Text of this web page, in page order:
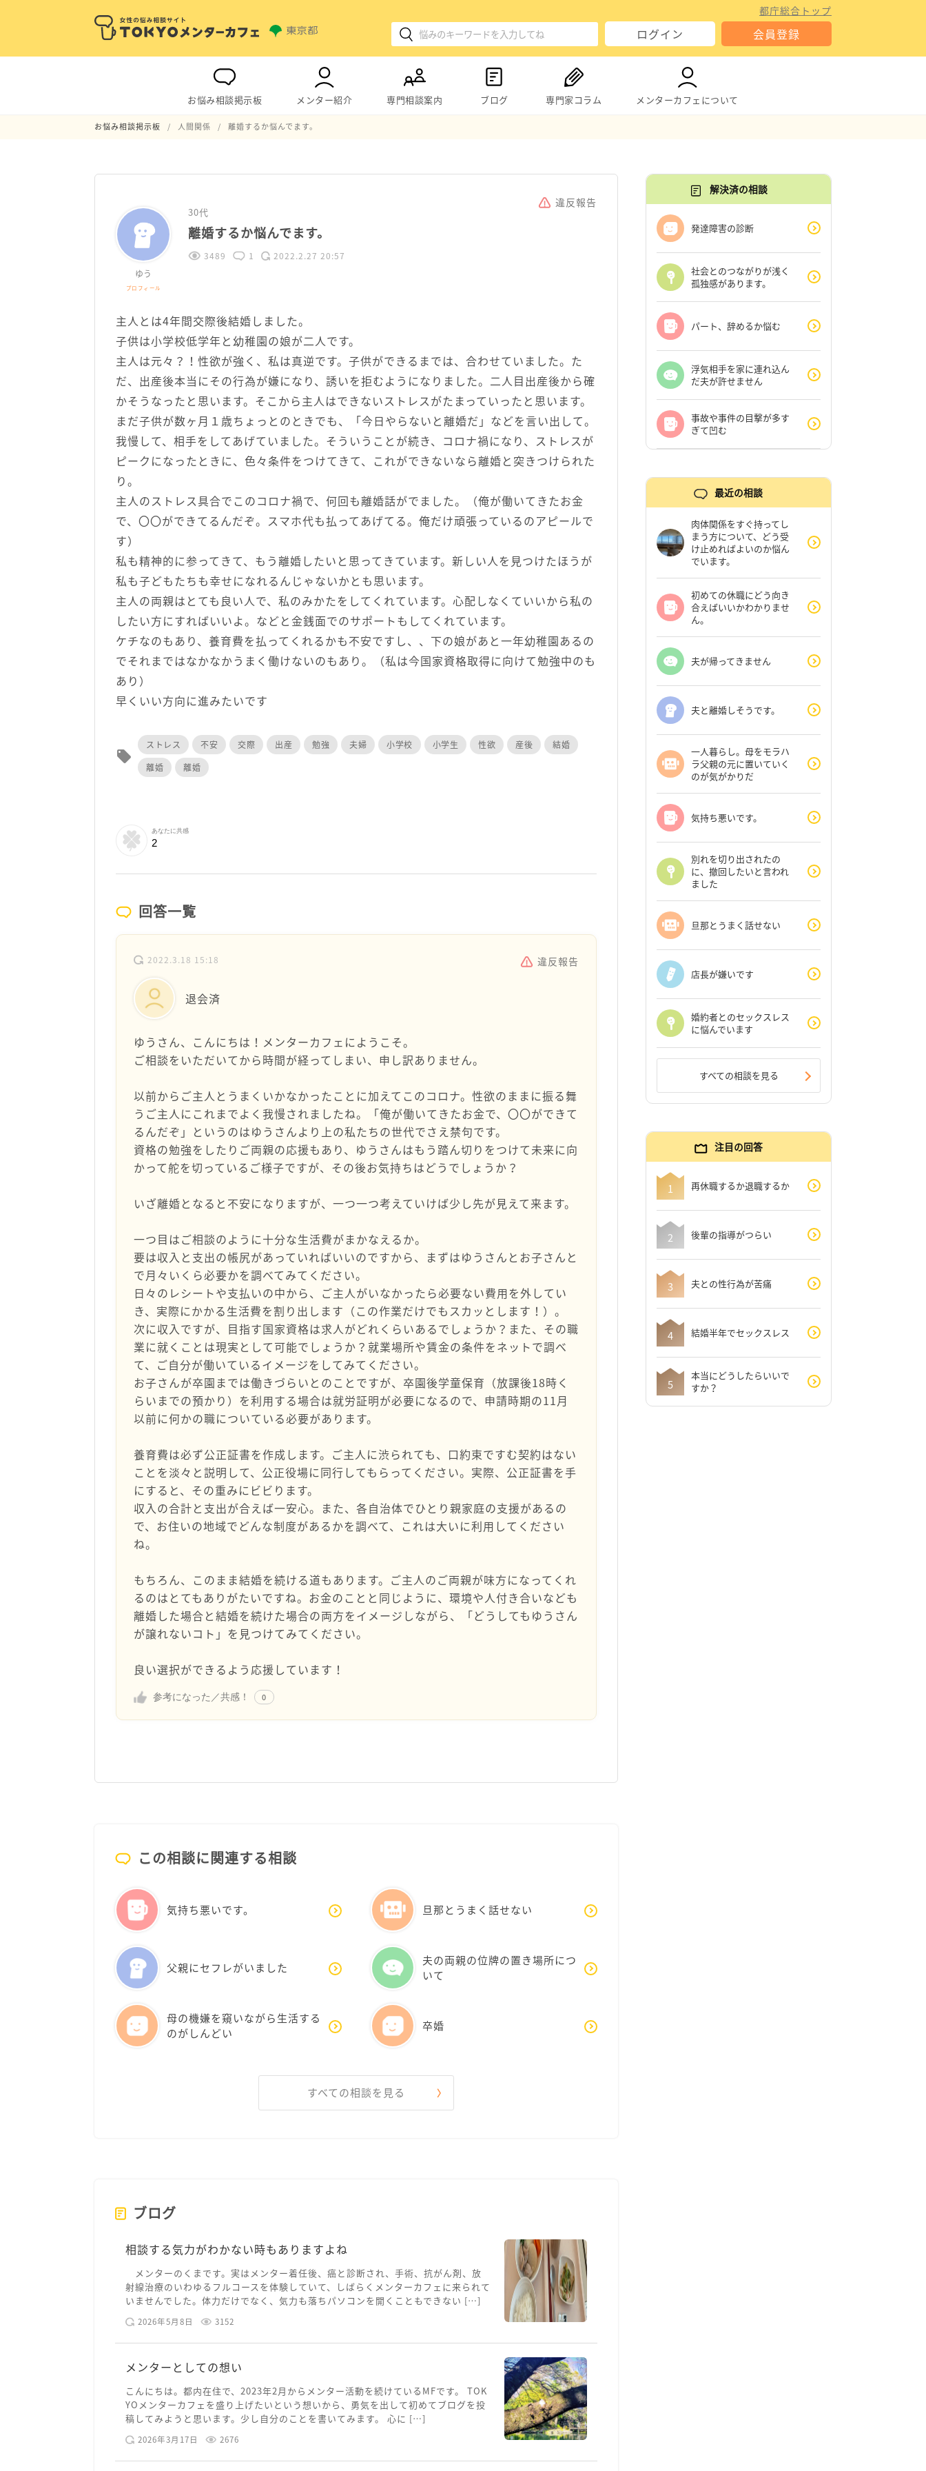
都庁総合トップ
ログイン 会員登録
お悩み相談掲示板 メンター紹介 専門相談案内 ブログ 専門家コラム メンターカフェについて
お悩み相談掲示板 人間関係 離婚するか悩んでます。
違反報告
ゆう
プロフィール
30代
離婚するか悩んでます。
3489 1 2022.2.27 20:57
主人とは4年間交際後結婚しました。
子供は小学校低学年と幼稚園の娘が二人です。
主人は元々？！性欲が強く、私は真逆です。子供ができるまでは、合わせていました。た
だ、出産後本当にその行為が嫌になり、誘いを拒むようになりました。二人目出産後から確
かそうなったと思います。そこから主人はできないストレスがたまっていったと思います。
まだ子供が数ヶ月１歳ちょっとのときでも、「今日やらないと離婚だ」などを言い出して。
我慢して、相手をしてあげていました。そういうことが続き、コロナ禍になり、ストレスが
ピークになったときに、色々条件をつけてきて、これができないなら離婚と突きつけられた
り。
主人のストレス具合でこのコロナ禍で、何回も離婚話がでました。（俺が働いてきたお金
で、〇〇ができてるんだぞ。スマホ代も払ってあげてる。俺だけ頑張っているのアピールで
す）
私も精神的に参ってきて、もう離婚したいと思ってきています。新しい人を見つけたほうが
私も子どもたちも幸せになれるんじゃないかとも思います。
主人の両親はとても良い人で、私のみかたをしてくれています。心配しなくていいから私の
したい方にすればいいよ。などと金銭面でのサポートもしてくれています。
ケチなのもあり、養育費を払ってくれるかも不安ですし、、下の娘があと一年幼稚園あるの
でそれまではなかなかうまく働けないのもあり。（私は今国家資格取得に向けて勉強中のも
あり）
早くいい方向に進みたいです
local_offer
ストレス 不安 交際 出産 勉強 夫婦 小学校 小学生 性欲 産後
結婚
離婚
離婚
あなたに共感
2
回答一覧
2022.3.18 15:18 違反報告
退会済
ゆうさん、こんにちは！メンターカフェにようこそ。
ご相談をいただいてから時間が経ってしまい、申し訳ありません。
以前からご主人とうまくいかなかったことに加えてこのコロナ。性欲のままに振る舞
うご主人にこれまでよく我慢されましたね。「俺が働いてきたお金で、〇〇ができて
るんだぞ」というのはゆうさんより上の私たちの世代でさえ禁句です。
資格の勉強をしたりご両親の応援もあり、ゆうさんはもう踏ん切りをつけて未来に向
かって舵を切っているご様子ですが、その後お気持ちはどうでしょうか？
いざ離婚となると不安になりますが、一つ一つ考えていけば少し先が見えて来ます。
一つ目はご相談のように十分な生活費がまかなえるか。
要は収入と支出の帳尻があっていればいいのですから、まずはゆうさんとお子さんと
で月々いくら必要かを調べてみてください。
日々のレシートや支払いの中から、ご主人がいなかったら必要ない費用を外してい
き、実際にかかる生活費を割り出します（この作業だけでもスカッとします！）。
次に収入ですが、目指す国家資格は求人がどれくらいあるでしょうか？また、その職
業に就くことは現実として可能でしょうか？就業場所や賃金の条件をネットで調べ
て、ご自分が働いているイメージをしてみてください。
お子さんが卒園までは働きづらいとのことですが、卒園後学童保育（放課後18時く
らいまでの預かり）を利用する場合は就労証明が必要になるので、申請時期の11月
以前に何かの職についている必要があります。
養育費は必ず公正証書を作成します。ご主人に渋られても、口約束ですむ契約はない
ことを淡々と説明して、公正役場に同行してもらってください。実際、公正証書を手
にすると、その重みにビビります。
収入の合計と支出が合えば一安心。また、各自治体でひとり親家庭の支援があるの
で、お住いの地域でどんな制度があるかを調べて、これは大いに利用してください
ね。
もちろん、このまま結婚を続ける道もあります。ご主人のご両親が味方になってくれ
るのはとてもありがたいですね。お金のことと同じように、環境や人付き合いなども
離婚した場合と結婚を続けた場合の両方をイメージしながら、「どうしてもゆうさん
が譲れないコト」を見つけてみてください。
良い選択ができるよう応援しています！
参考になった／共感！ 0
この相談に関連する相談
気持ち悪いです。 旦那とうまく話せない
父親にセフレがいました
夫の両親の位牌の置き場所につ
いて
母の機嫌を窺いながら生活する
のがしんどい
卒婚
すべての相談を見る
ブログ
相談する気力がわかない時もありますよね
メンターのくまです。実はメンター着任後、癌と診断され、手術、抗がん剤、放
射線治療のいわゆるフルコースを体験していて、しばらくメンターカフェに来られて
いませんでした。体力だけでなく、気力も落ちパソコンを開くこともできない […]
2026年5月8日 3152
メンターとしての想い
こんにちは。都内在住で、2023年2月からメンター活動を続けているMFです。 TOK
YOメンターカフェを盛り上げたいという想いから、勇気を出して初めてブログを投
稿してみようと思います。少し自分のことを書いてみます。 心に […]
2026年3月17日 2676
解決済の相談
発達障害の診断
社会とのつながりが浅く
孤独感があります。
パート、辞めるか悩む
浮気相手を家に連れ込ん
だ夫が許せません
事故や事件の目撃が多す
ぎて凹む
最近の相談
肉体関係をすぐ持ってし
まう方について、どう受
け止めればよいのか悩ん
でいます。
初めての休職にどう向き
合えばいいかわかりませ
ん。
夫が帰ってきません
夫と離婚しそうです。
一人暮らし。母をモラハ
ラ父親の元に置いていく
のが気がかりだ
気持ち悪いです。
別れを切り出されたの
に、撤回したいと言われ
ました
旦那とうまく話せない
店長が嫌いです
婚約者とのセックスレス
に悩んでいます
すべての相談を見る
注目の回答
再休職するか退職するか
後輩の指導がつらい
夫との性行為が苦痛
結婚半年でセックスレス
本当にどうしたらいいで
すか？